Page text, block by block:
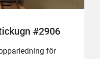
#2906
för